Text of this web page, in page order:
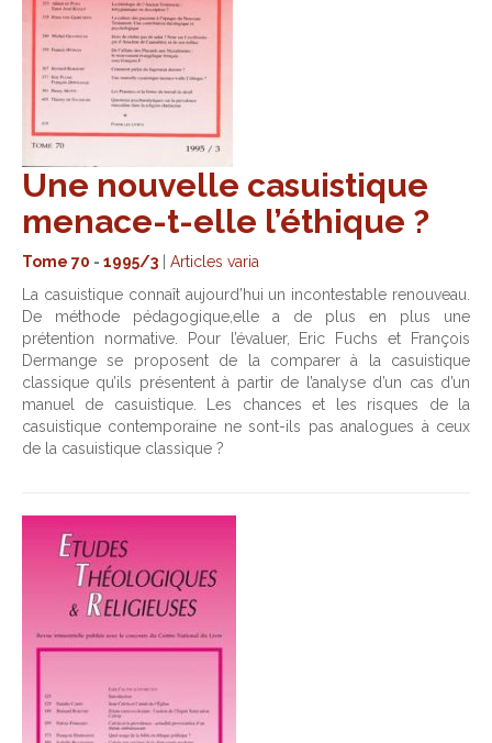
Une nouvelle casuistique
menace-t-elle l’éthique ?
Tome 70 - 1995/3
Articles varia
La casuistique connaît aujourd’hui un incontestable renouveau.
De méthode pédagogique,elle a de plus en plus une
prétention normative. Pour l’évaluer, Eric Fuchs et François
Dermange se proposent de la comparer à la casuistique
classique qu’ils présentent à partir de l’analyse d’un cas d’un
manuel de casuistique. Les chances et les risques de la
casuistique contemporaine ne sont-ils pas analogues à ceux
de la casuistique classique ?